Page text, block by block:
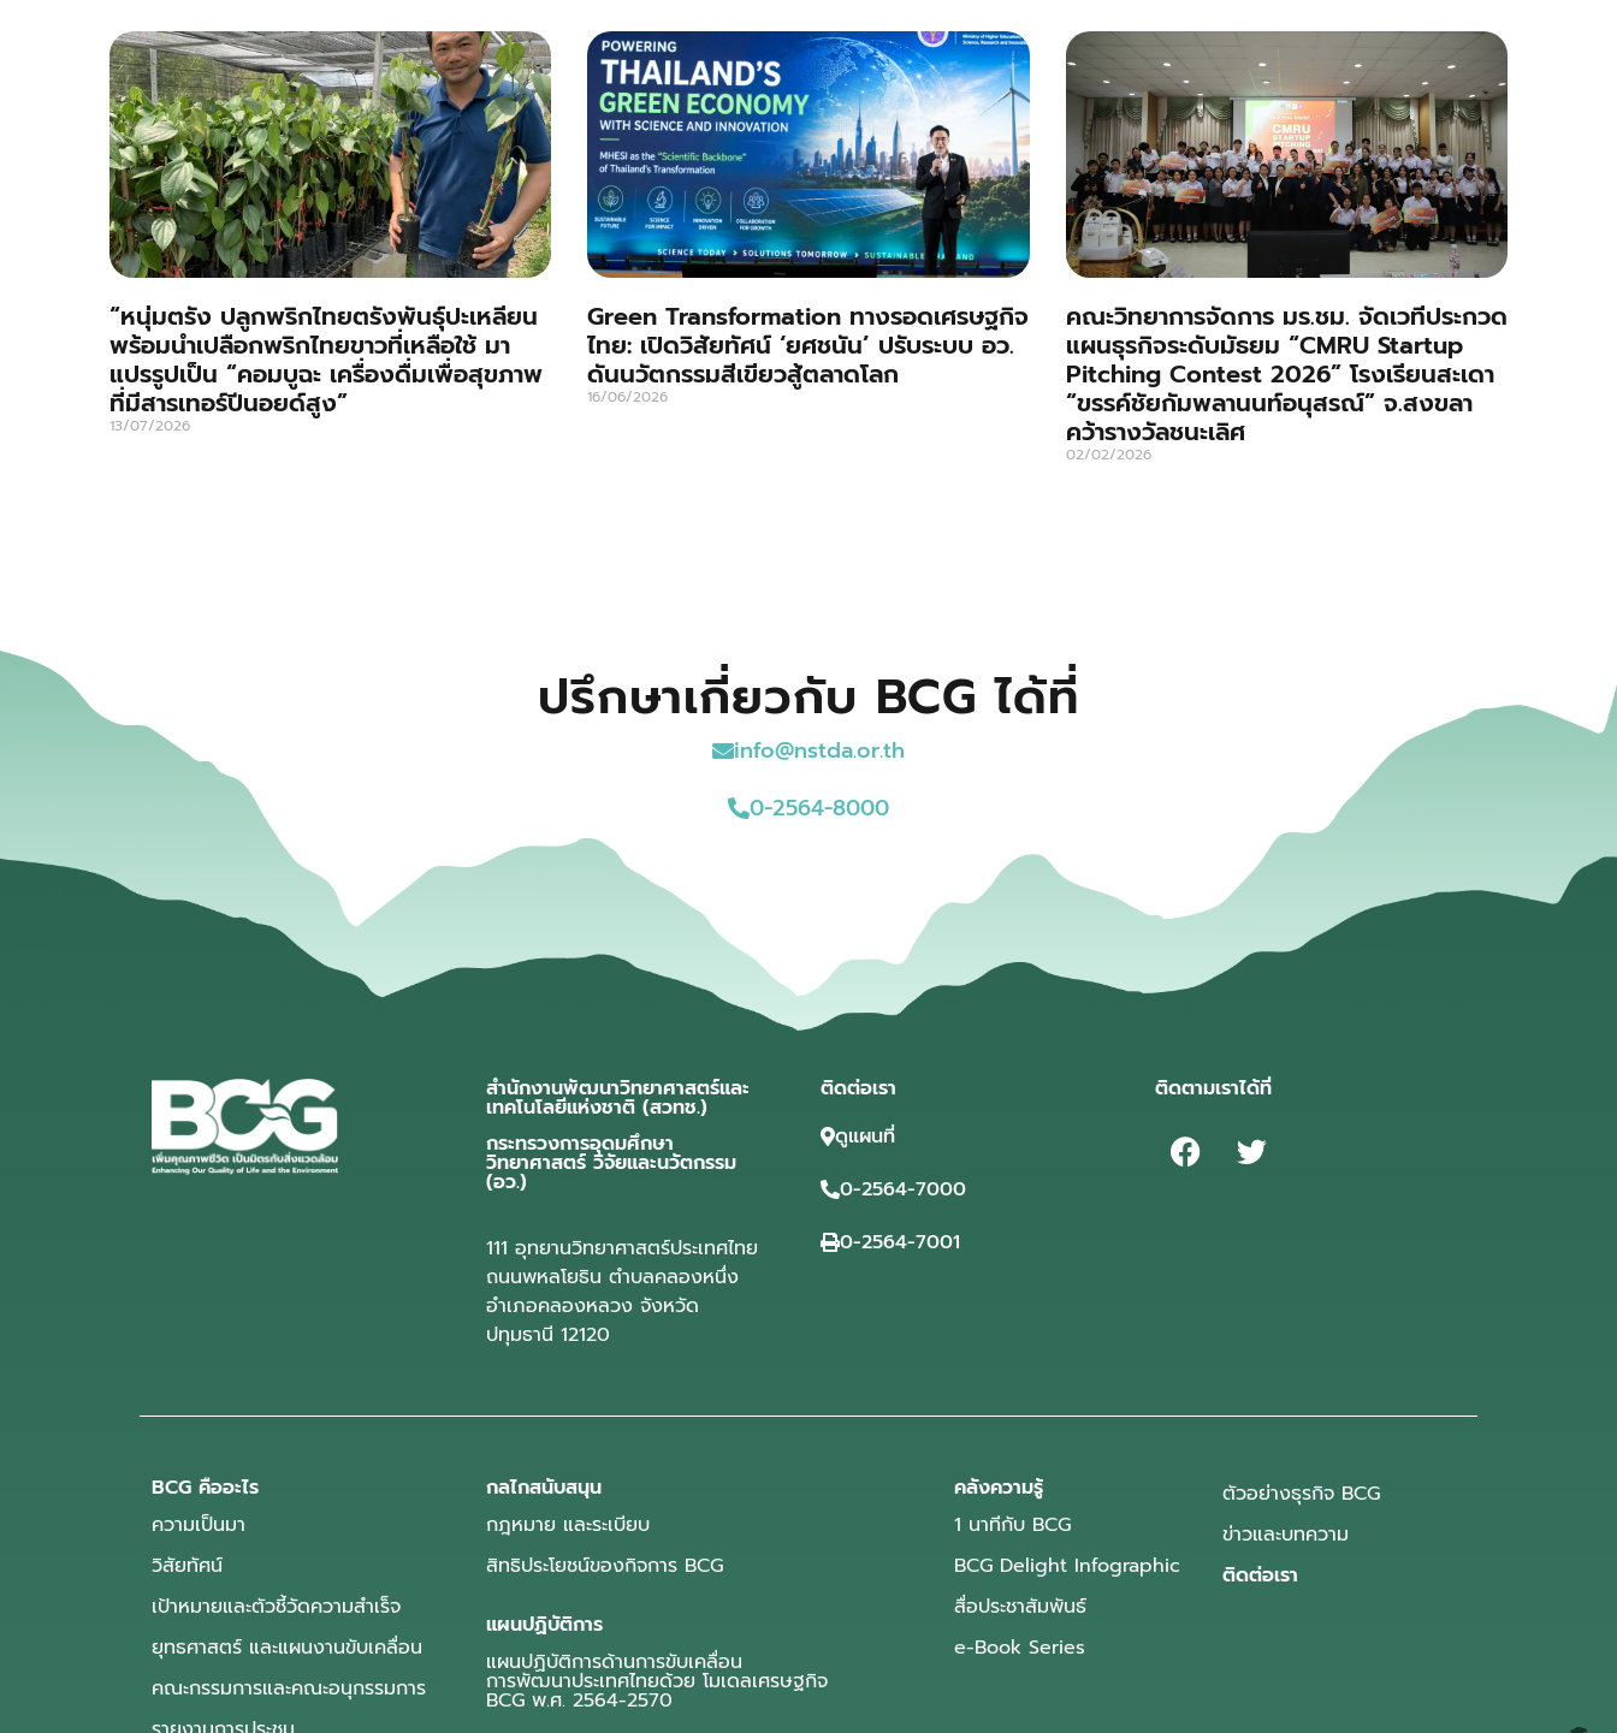
“หนุ่มตรัง ปลูกพริกไทยตรังพันธุ์ปะเหลียน
พร้อมนำเปลือกพริกไทยขาวที่เหลือใช้ มา
แปรรูปเป็น “คอมบูฉะ เครื่องดื่มเพื่อสุขภาพ
ที่มีสารเทอร์ปีนอยด์สูง”
13/07/2026
Green Transformation ทางรอดเศรษฐกิจ
ไทย: เปิดวิสัยทัศน์ ‘ยศชนัน’ ปรับระบบ อว.
ดันนวัตกรรมสีเขียวสู้ตลาดโลก
16/06/2026
คณะวิทยาการจัดการ มร.ชม. จัดเวทีประกวด
แผนธุรกิจระดับมัธยม “CMRU Startup
Pitching Contest 2026” โรงเรียนสะเดา
“ขรรค์ชัยกัมพลานนท์อนุสรณ์” จ.สงขลา
คว้ารางวัลชนะเลิศ
02/02/2026
ปรึกษาเกี่ยวกับ BCG ได้ที่
info@nstda.or.th
0-2564-8000
สำนักงานพัฒนาวิทยาศาสตร์และ
เทคโนโลยีแห่งชาติ (สวทช.)
กระทรวงการอุดมศึกษา
วิทยาศาสตร์ วิจัยและนวัตกรรม
(อว.)
111 อุทยานวิทยาศาสตร์ประเทศไทย
ถนนพหลโยธิน ตำบลคลองหนึ่ง
อำเภอคลองหลวง จังหวัด
ปทุมธานี 12120
ติดต่อเรา
ดูแผนที่
0-2564-7000
0-2564-7001
ติดตามเราได้ที่
BCG คืออะไร
ความเป็นมา
วิสัยทัศน์
เป้าหมายและตัวชี้วัดความสำเร็จ
ยุทธศาสตร์ และแผนงานขับเคลื่อน
คณะกรรมการและคณะอนุกรรมการ
กลไกสนับสนุน
กฎหมาย และระเบียบ
สิทธิประโยชน์ของกิจการ BCG
แผนปฏิบัติการ
แผนปฏิบัติการด้านการขับเคลื่อน
การพัฒนาประเทศไทยด้วย โมเดลเศรษฐกิจ
BCG พ.ศ. 2564-2570
คลังความรู้
1 นาทีกับ BCG
BCG Delight Infographic
สื่อประชาสัมพันธ์
e-Book Series
ตัวอย่างธุรกิจ BCG
ข่าวและบทความ
ติดต่อเรา